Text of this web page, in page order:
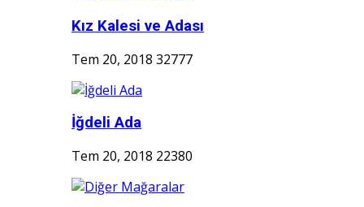
Kız Kalesi ve Adası
Tem 20, 2018 32777
İğdeli Ada
Tem 20, 2018 22380